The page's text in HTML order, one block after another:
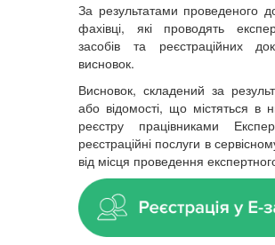
За результатами проведеного
фахівці, які проводять
засобів та реєстраційних
висновок.
Висновок, складений за
або відомості, що містяться в
реєстру працівниками
реєстраційні послуги в
від місця проведення